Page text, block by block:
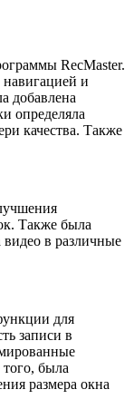
RecMaster.
и
добавлена
определяла
качества. Также
Также была
видео в различные
для
записи в
была
размера окна